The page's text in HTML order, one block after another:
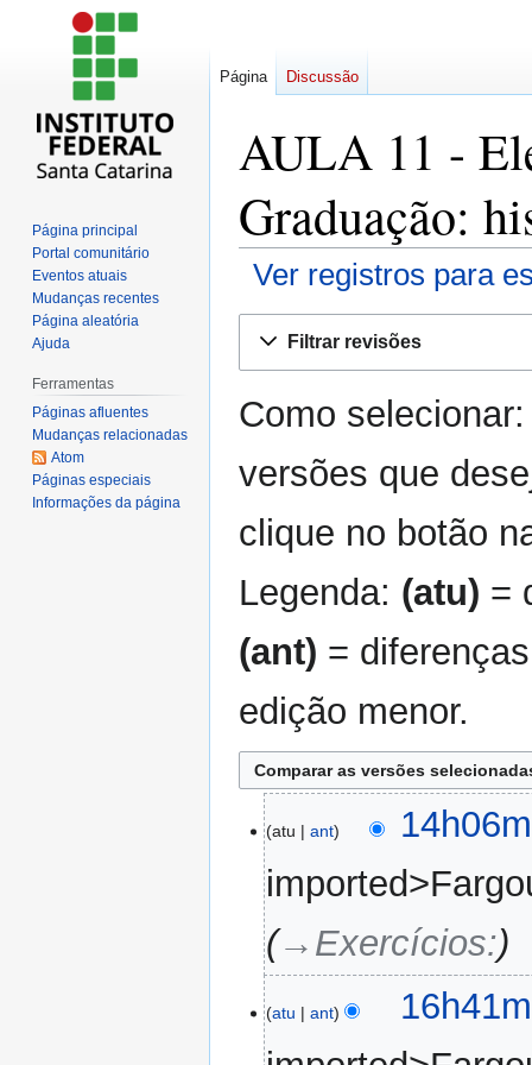
AULA 11 -
Graduação:
Ver registros para
para
para
Filtrar revisões
Como
versões que
clique no botão
Legenda: (atu) =
(ant) =
edição menor.
de
dezembro
2024
atu ant
→‎Exercícios:
de
maio
atu ant
Página Discussão
Página principal
Portal comunitário
Eventos atuais
Mudanças recentes
Página aleatória
Ajuda
Ferramentas
Páginas afluentes
Mudanças relacionadas
Atom
Páginas especiais
Informações da página